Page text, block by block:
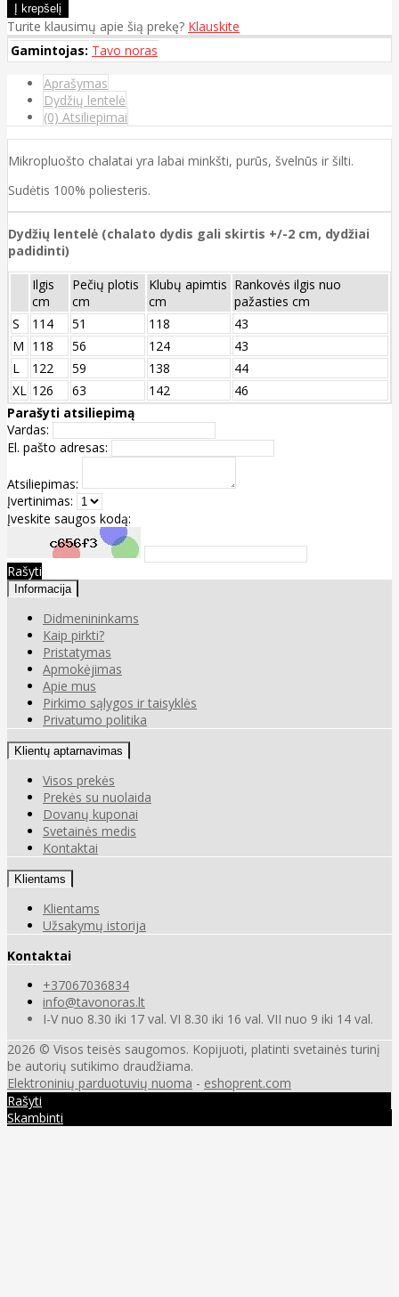
Turite klausimų apie šią prekę? Klauskite
Gamintojas: Tavo noras
Aprašymas
Dydžių lentelė
(0) Atsiliepimai
Mikropluošto chalatai yra labai minkšti, purūs, švelnūs ir šilti.
Sudėtis 100% poliesteris.
Dydžių lentelė (chalato dydis gali skirtis +/-2 cm, dydžiai
padidinti)
Ilgis
cm
Pečių plotis
cm
Klubų apimtis
cm
Rankovės ilgis nuo
pažasties cm
S
114 51 118
43
M 118 56 124
43
L
122 59 138
44
XL 126 63 142
46
Parašyti atsiliepimą
Vardas:
El. pašto adresas:
Atsiliepimas:
Įvertinimas:
Įveskite saugos kodą:
Rašyti
Informacija
Didmenininkams
Kaip pirkti?
Pristatymas
Apmokėjimas
Apie mus
Pirkimo sąlygos ir taisyklės
Privatumo politika
Klientų aptarnavimas
Visos prekės
Prekės su nuolaida
Dovanų kuponai
Svetainės medis
Kontaktai
Klientams
Klientams
Užsakymų istorija
Kontaktai
+37067036834
info@tavonoras.lt
I-V nuo 8.30 iki 17 val. VI 8.30 iki 16 val. VII nuo 9 iki 14 val.
2026 © Visos teisės saugomos. Kopijuoti, platinti svetainės turinį
be autorių sutikimo draudžiama.
Elektroninių parduotuvių nuoma - eshoprent.com
Rašyti
Skambinti